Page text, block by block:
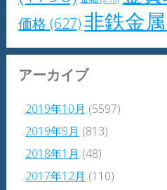
価格 (627)非鉄金属
アーカイブ
2019年10月 (5597)
2019年9月 (813)
2018年1月 (48)
2017年12月 (110)